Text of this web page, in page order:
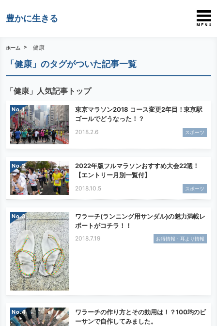
豊かに生きる
ホーム 健康
「健康」のタグがついた記事一覧
「健康」人気記事トップ
No.
東京マラソン2018 コース変更2年目！東京駅
ゴールでどうなった！？
2018.2.6 スポーツ
No.
2022年版フルマラソンおすすめ大会22選！
【エントリー月別一覧付】
2018.10.5 スポーツ
No.
ワラーチ(ランニング用サンダル)の魅力満載レ
ポートがコチラ！！
2018.7.19 お得情報・耳より情報
No.
ワラーチの作り方とその効用は！？100均のビ
ーサンで自作してみました。